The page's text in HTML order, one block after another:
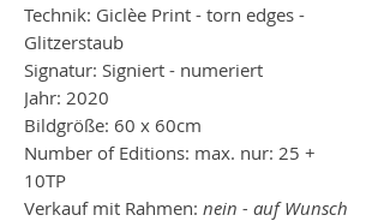
Technik: Giclèe Print - torn edges -
Glitzerstaub
Signatur: Signiert - numeriert
Jahr: 2020
Bildgröße: 60 x 60cm
Number of Editions: max. nur: 25 +
10TP
Verkauf mit Rahmen: nein - auf Wunsch